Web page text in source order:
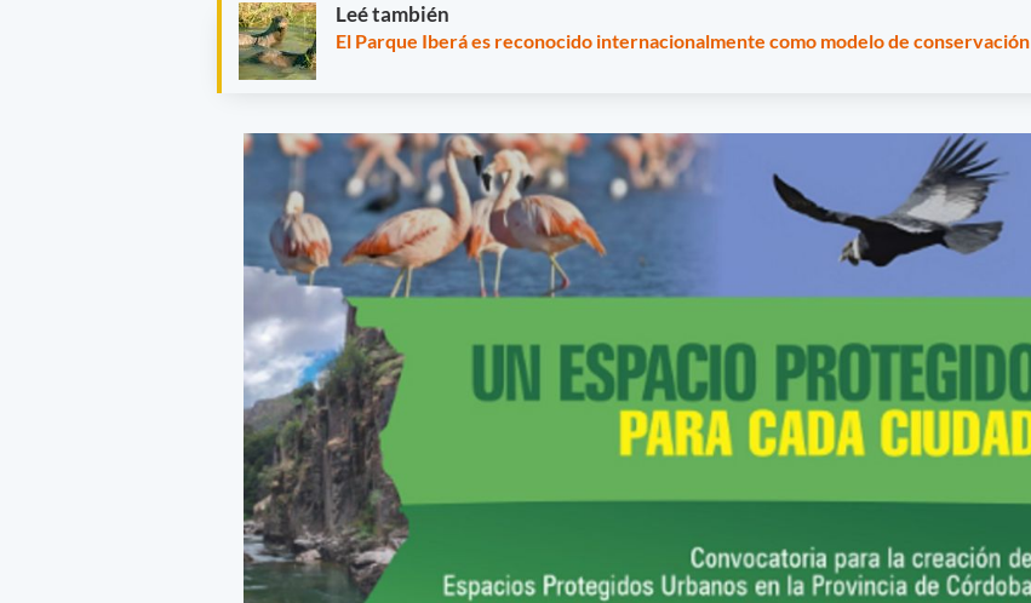
Leé también
El Parque Iberá es reconocido internacionalmente como modelo de conservación